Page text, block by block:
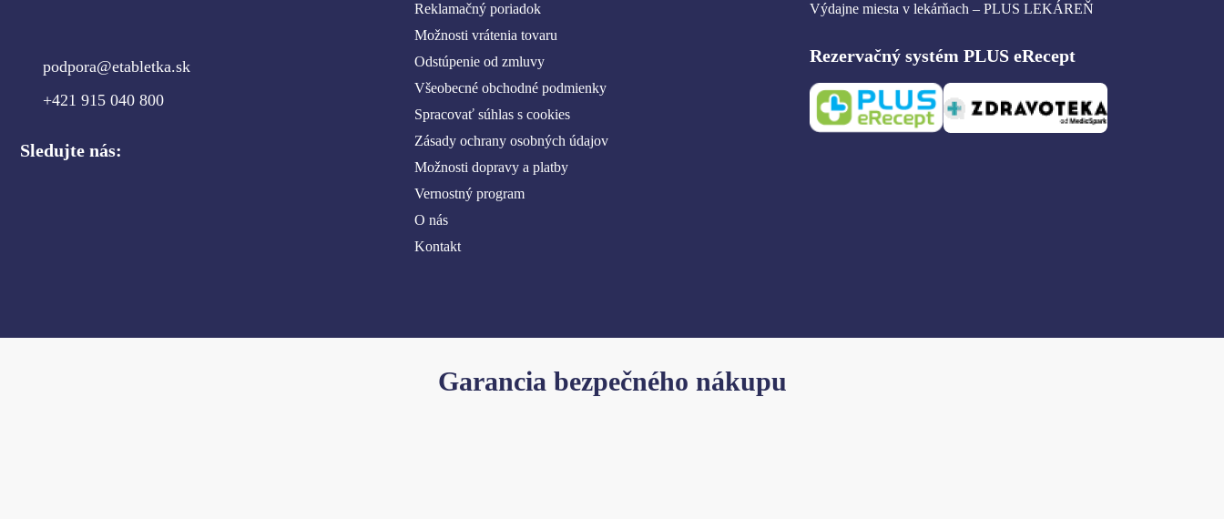
podpora@etabletka.sk
+421 915 040 800
Sledujte nás:
Reklamačný poriadok
Možnosti vrátenia tovaru
Odstúpenie od zmluvy
Všeobecné obchodné podmienky
Spracovať súhlas s cookies
Zásady ochrany osobných údajov
Možnosti dopravy a platby
Vernostný program
O nás
Kontakt
Výdajne miesta v lekárňach – PLUS LEKÁREŇ
Rezervačný systém PLUS eRecept
Garancia bezpečného nákupu